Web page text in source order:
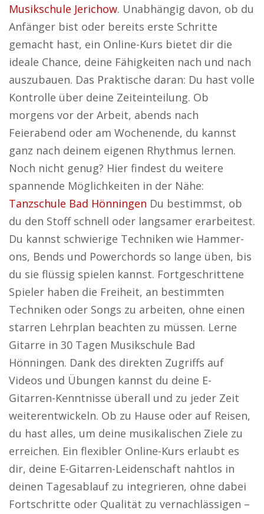
Musikschule Jerichow. Unabhängig davon, ob du
Anfänger bist oder bereits erste Schritte
gemacht hast, ein Online-Kurs bietet dir die
ideale Chance, deine Fähigkeiten nach und nach
auszubauen. Das Praktische daran: Du hast volle
Kontrolle über deine Zeiteinteilung. Ob
morgens vor der Arbeit, abends nach
Feierabend oder am Wochenende, du kannst
ganz nach deinem eigenen Rhythmus lernen.
Noch nicht genug? Hier findest du weitere
spannende Möglichkeiten in der Nähe:
Tanzschule Bad Hönningen Du bestimmst, ob
du den Stoff schnell oder langsamer erarbeitest.
Du kannst schwierige Techniken wie Hammer-
ons, Bends und Powerchords so lange üben, bis
du sie flüssig spielen kannst. Fortgeschrittene
Spieler haben die Freiheit, an bestimmten
Techniken oder Songs zu arbeiten, ohne einen
starren Lehrplan beachten zu müssen. Lerne
Gitarre in 30 Tagen Musikschule Bad
Hönningen. Dank des direkten Zugriffs auf
Videos und Übungen kannst du deine E-
Gitarren-Kenntnisse überall und zu jeder Zeit
weiterentwickeln. Ob zu Hause oder auf Reisen,
du hast alles, um deine musikalischen Ziele zu
erreichen. Ein flexibler Online-Kurs erlaubt es
dir, deine E-Gitarren-Leidenschaft nahtlos in
deinen Tagesablauf zu integrieren, ohne dabei
Fortschritte oder Qualität zu vernachlässigen –